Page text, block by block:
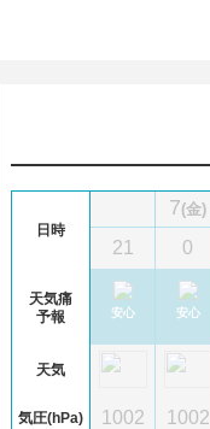
日時
天気痛
予報
天気
気圧(hPa)
安心
1002
21
安心
1002
7(金)
0
安心
1002